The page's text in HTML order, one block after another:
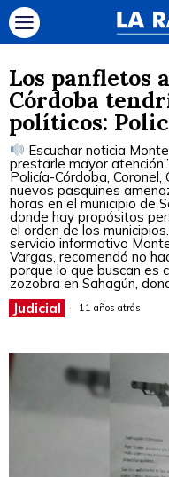
Los panfletos
Córdoba
políticos:
Escuchar noticia
prestarle mayor
Policía-Córdoba,
nuevos pasquines
horas en el municipio de
donde hay propósitos
el orden de los
servicio informativo
Vargas, recomendó no
porque lo que buscan es
zozobra en Sahagún,
Judicial 11 años atrás